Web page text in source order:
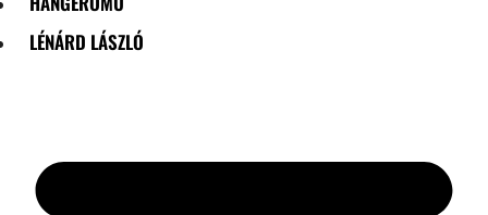
LÉNÁRD LÁSZLÓ